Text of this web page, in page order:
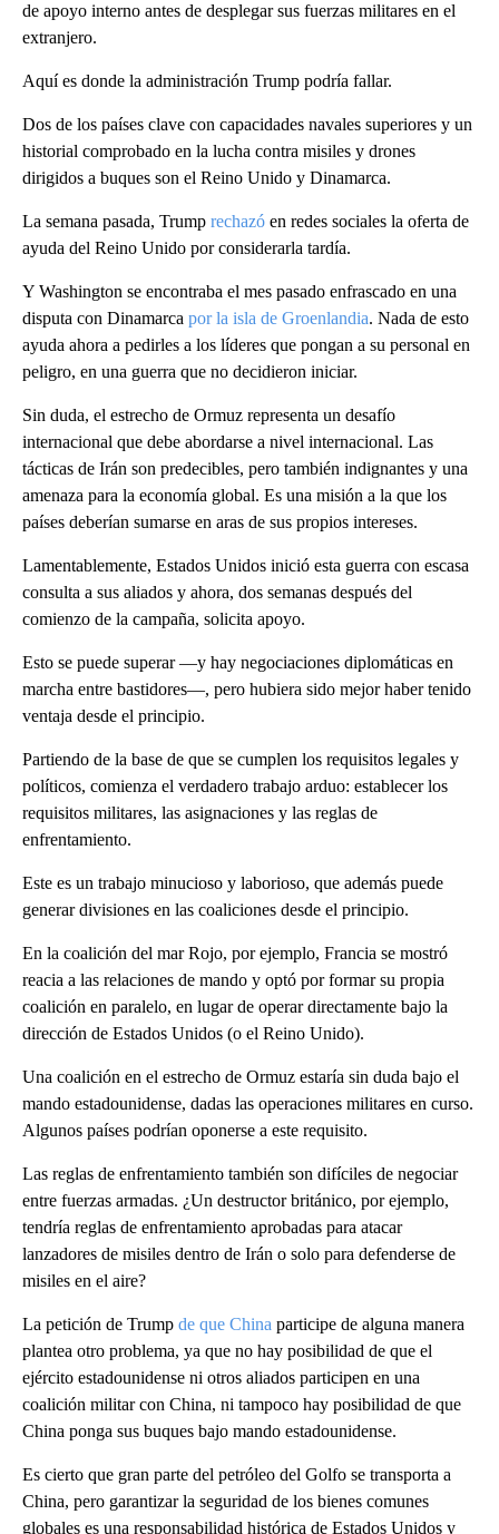
de apoyo interno antes de desplegar sus fuerzas militares en el
extranjero.
Aquí es donde la administración Trump podría fallar.
Dos de los países clave con capacidades navales superiores y un
historial comprobado en la lucha contra misiles y drones
dirigidos a buques son el Reino Unido y Dinamarca.
La semana pasada, Trump rechazó en redes sociales la oferta de
ayuda del Reino Unido por considerarla tardía.
Y Washington se encontraba el mes pasado enfrascado en una
disputa con Dinamarca por la isla de Groenlandia. Nada de esto
ayuda ahora a pedirles a los líderes que pongan a su personal en
peligro, en una guerra que no decidieron iniciar.
Sin duda, el estrecho de Ormuz representa un desafío
internacional que debe abordarse a nivel internacional. Las
tácticas de Irán son predecibles, pero también indignantes y una
amenaza para la economía global. Es una misión a la que los
países deberían sumarse en aras de sus propios intereses.
Lamentablemente, Estados Unidos inició esta guerra con escasa
consulta a sus aliados y ahora, dos semanas después del
comienzo de la campaña, solicita apoyo.
Esto se puede superar —y hay negociaciones diplomáticas en
marcha entre bastidores—, pero hubiera sido mejor haber tenido
ventaja desde el principio.
Partiendo de la base de que se cumplen los requisitos legales y
políticos, comienza el verdadero trabajo arduo: establecer los
requisitos militares, las asignaciones y las reglas de
enfrentamiento.
Este es un trabajo minucioso y laborioso, que además puede
generar divisiones en las coaliciones desde el principio.
En la coalición del mar Rojo, por ejemplo, Francia se mostró
reacia a las relaciones de mando y optó por formar su propia
coalición en paralelo, en lugar de operar directamente bajo la
dirección de Estados Unidos (o el Reino Unido).
Una coalición en el estrecho de Ormuz estaría sin duda bajo el
mando estadounidense, dadas las operaciones militares en curso.
Algunos países podrían oponerse a este requisito.
Las reglas de enfrentamiento también son difíciles de negociar
entre fuerzas armadas. ¿Un destructor británico, por ejemplo,
tendría reglas de enfrentamiento aprobadas para atacar
lanzadores de misiles dentro de Irán o solo para defenderse de
misiles en el aire?
La petición de Trump de que China participe de alguna manera
plantea otro problema, ya que no hay posibilidad de que el
ejército estadounidense ni otros aliados participen en una
coalición militar con China, ni tampoco hay posibilidad de que
China ponga sus buques bajo mando estadounidense.
Es cierto que gran parte del petróleo del Golfo se transporta a
China, pero garantizar la seguridad de los bienes comunes
globales es una responsabilidad histórica de Estados Unidos y